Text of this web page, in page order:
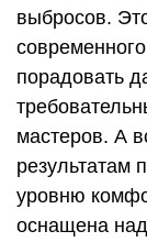
выбросов.
порадовать
мастеров. А
результатам
уровню
оснащена